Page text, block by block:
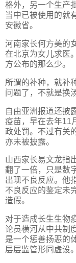
格外，另一个生产
当中已被使用的就
安徽省。
河南家长何方美的
在北京为女儿求医
方公布的那么少。
所谓的补种，就补
问题了，不就是换
自由亚洲报道还披
疫苗，早在去年11
政处罚。不过有关
亦未被披露。
山西家长易文龙指
翻了一倍，只是数
出现不良反应。他
不良反应的鉴定未
造假。
对于造成长生生物
论员横河从中共制
是一个惩善扬恶的
层层监管形同虚设。